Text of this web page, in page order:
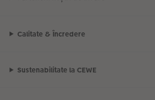
Calitate & Încredere
Sustenabilitate la CEWE